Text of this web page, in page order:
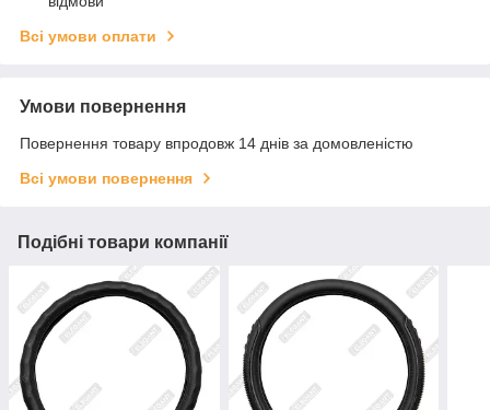
Всі умови оплати
Умови повернення
Повернення товару впродовж 14 днів за домовленістю
Всі умови повернення
Подібні товари компанії